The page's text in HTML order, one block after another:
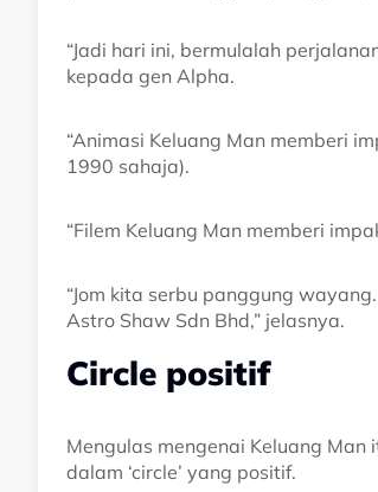
“Jadi hari ini, bermulalah
kepada gen Alpha.
“Animasi Keluang Man memberi
1990 sahaja).
“Filem Keluang Man memberi
“Jom kita serbu panggung
Astro Shaw Sdn Bhd,” jelasnya.
Circle positif
Mengulas mengenai Keluang
dalam ‘circle’ yang positif.